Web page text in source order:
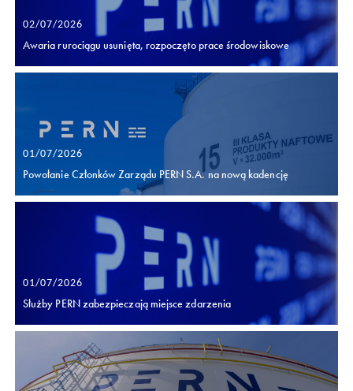
02/07/2026
Awaria rurociągu usunięta, rozpoczęto prace środowiskowe
01/07/2026
Powołanie Członków Zarządu PERN S.A. na nową kadencję
01/07/2026
Służby PERN zabezpieczają miejsce zdarzenia